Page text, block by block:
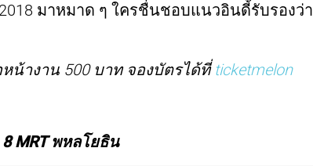
2018 มาหมาด ๆ ใครชื่นชอบแนวอินดี้รับรองว่า
น้างาน 500 บาท จองบัตรได้ที่ ticketmelon
MRT พหลโยธิน